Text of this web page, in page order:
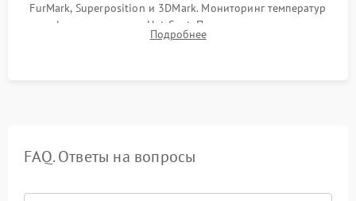
FurMark, Superposition и 3DMark. Мониторинг температур
графического чипа и Hot Spot. Проверка на отсутствие
артефактов изображения, вылетов драйвера и зависаний.
Подробнее
FAQ. Ответы на вопросы